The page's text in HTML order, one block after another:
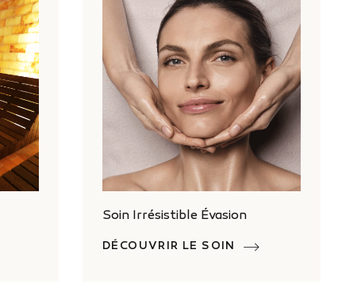
Soin Irrésistible Évasion
DÉCOUVRIR LE SOIN